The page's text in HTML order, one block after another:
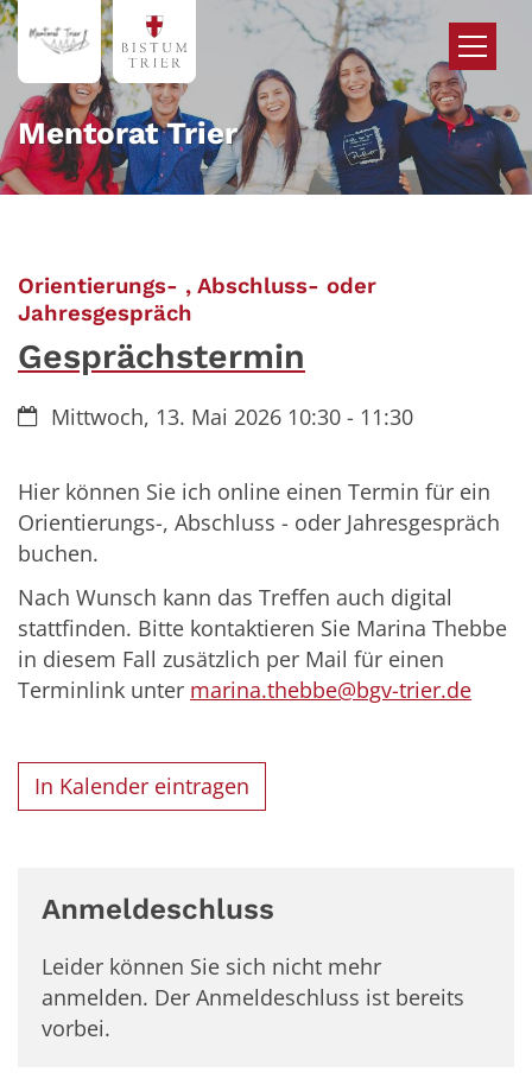
Zum Inhalt springen
Mentorat Trier
Orientierungs- , Abschluss- oder
Jahresgespräch
Gesprächstermin
Datum:Mittwoch, 13. Mai 2026 10:30 - 11:30
Hier können Sie ich online einen Termin für ein
Orientierungs-, Abschluss - oder Jahresgespräch
buchen.
Nach Wunsch kann das Treffen auch digital
stattfinden. Bitte kontaktieren Sie Marina Thebbe
in diesem Fall zusätzlich per Mail für einen
Terminlink unter marina.thebbe@bgv-trier.de
In Kalender eintragen
Anmeldeschluss
Leider können Sie sich nicht mehr
anmelden. Der Anmeldeschluss ist bereits
vorbei.